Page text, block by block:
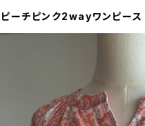
ピーチピンク2wayワンピー